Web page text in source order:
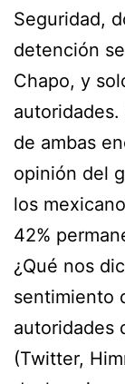
Seguridad,
detención
Chapo, y
de ambas
opinión del
los
42%
¿Qué nos
sentimiento
autoridades
(Twitter,